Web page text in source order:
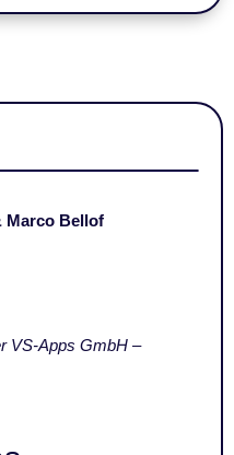
Marco Bellof
VS-Apps GmbH –